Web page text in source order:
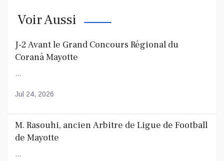
Voir Aussi
J-2 Avant le Grand Concours Régional du
Coranà Mayotte
...
Jul 24, 2026
M. Rasouhi, ancien Arbitre de Ligue de Football
de Mayotte
...